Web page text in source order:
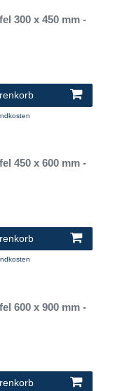
300 x 450 mm -
450 x 600 mm -
600 x 900 mm -